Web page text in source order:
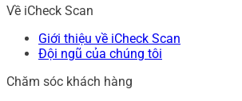
Về iCheck Scan
Giới thiệu về iCheck Scan
Đội ngũ của chúng tôi
Chăm sóc khách hàng